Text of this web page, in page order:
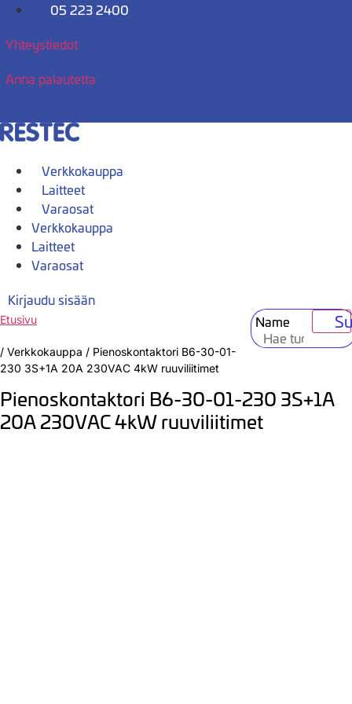
Mene
05 223 2400
Yhteystiedot
Anna palautetta
Verkkokauppa
Laitteet
Varaosat
Verkkokauppa
Laitteet
Varaosat
Kirjaudu sisään
Name
Etusivu
/ Verkkokauppa / Pienoskontaktori B6-30-01-
230 3S+1A 20A 230VAC 4kW ruuviliitimet
Pienoskontaktori B6-30-01-230 3S+1A
20A 230VAC 4kW ruuviliitimet